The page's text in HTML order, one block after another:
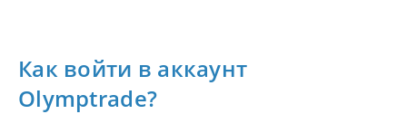
Как войти в аккаунт
Olymptrade?